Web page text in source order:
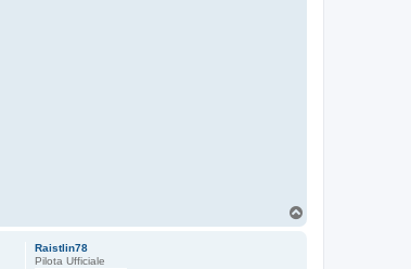
Raistlin78
Pilota Ufficiale